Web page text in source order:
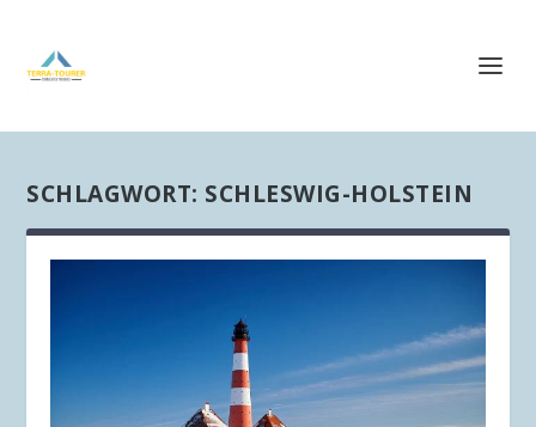
SCHLAGWORT: SCHLESWIG-HOLSTEIN